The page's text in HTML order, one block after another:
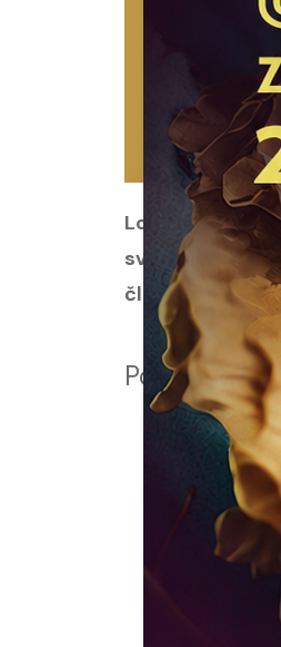
Loyalty
svojih
članarine.
Podržano od: